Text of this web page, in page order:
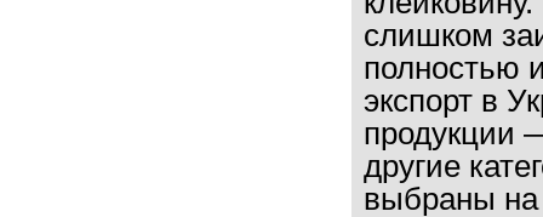
слишком
полностью
экспорт в
продукции
другие
выбраны на